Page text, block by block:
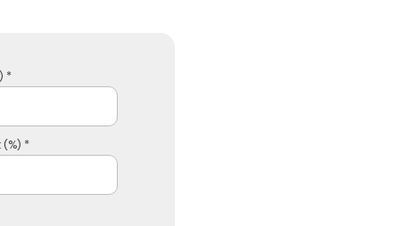
*
(%) *